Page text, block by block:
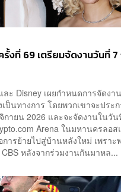
รั้งที่ 69 เตรียมจัดงานวันที่
ละ Disney เผยกำหนดการจัดงา
ป็นทางการ โดยพวกเขาจะประ
กายน 2026 และจะจัดงานในวัน
Arena ในมหานครลอส
ารย้ายไปสู่บ้านหลังใหม่ เพราะ
หลังจากร่วมงานกันมาหล...